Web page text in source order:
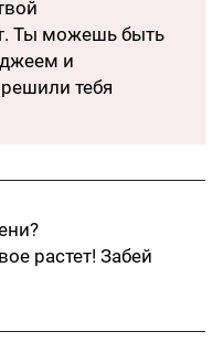
Ты можешь быть
и
тебя
растет! Забей